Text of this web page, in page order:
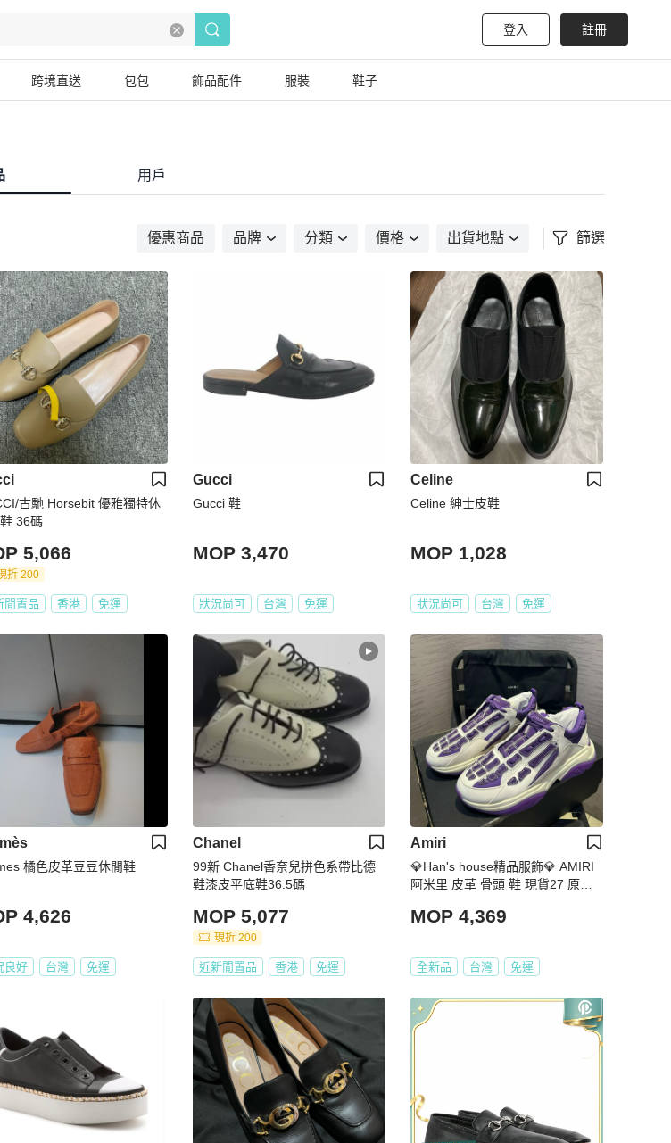
登入 註冊
跨境直送 包包 飾品配件 服裝 鞋子
用戶
優惠商品 品牌 分類 價格 出貨地點 篩選
古馳 Horsebit 優雅獨特休
閒單鞋 36碼
5,066
折 200
閒置品 香港 免運
Gucci
Gucci 鞋
MOP 3,470
狀況尚可 台灣 免運
Celine
Celine 紳士皮鞋
MOP 1,028
狀況尚可 台灣 免運
橘色皮革豆豆休閒鞋
4,626
良好 台灣 免運
Chanel
99新 Chanel香奈兒拼色系帶比德
鞋漆皮平底鞋36.5碼
MOP 5,077
現折 200
近新閒置品 香港 免運
Amiri
💎Han's house精品服飾💎 AMIRI
阿米里 皮革 骨頭 鞋 現貨27 原價2
MOP 4,369
全新品 台灣 免運